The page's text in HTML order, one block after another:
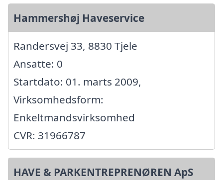
Hammershøj Haveservice
Randersvej 33, 8830 Tjele
Ansatte: 0
Startdato: 01. marts 2009,
Virksomhedsform:
Enkeltmandsvirksomhed
CVR: 31966787
HAVE & PARKENTREPRENØREN ApS